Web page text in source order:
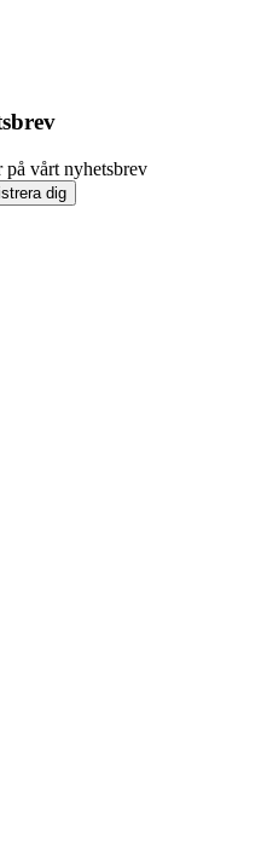
på vårt nyhetsbrev
dig